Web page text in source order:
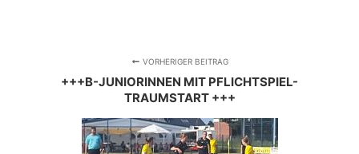
VORHERIGER BEITRAG
+++B-JUNIORINNEN MIT PFLICHTSPIEL-
TRAUMSTART +++